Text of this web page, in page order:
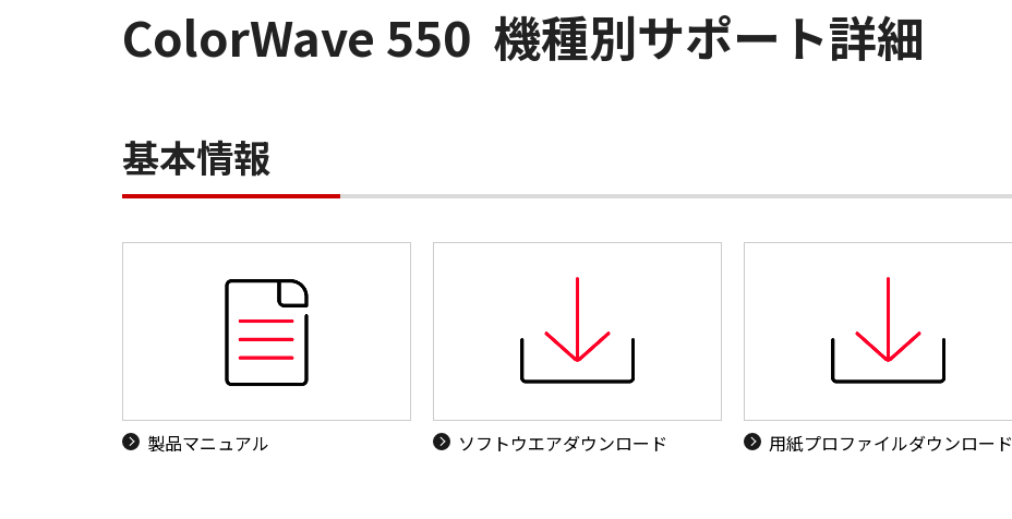
ColorWave 550 機種別サポート詳細
基本情報
製品マニュアル ソフトウエアダウンロード 用紙プロファイルダウンロード